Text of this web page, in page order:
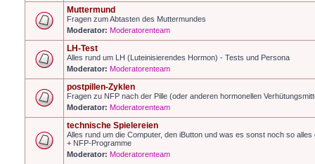
Muttermund
Fragen zum Abtasten des Muttermundes
Moderator: Moderatorenteam
LH-Test
Alles rund um LH (Luteinisierendes Hormon) - Tests und Persona
Moderator: Moderatorenteam
postpillen-Zyklen
Fragen zu NFP nach der Pille (oder anderen hormonellen
Moderator: Moderatorenteam
technische Spielereien
Alles rund um die Computer, den iButton und was es sonst noch so alles
+ NFP-Programme
Moderator: Moderatorenteam